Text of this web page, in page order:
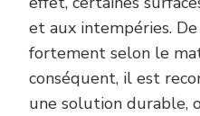
et aux intempéries.
fortement selon le
conséquent, il est
une solution durable,